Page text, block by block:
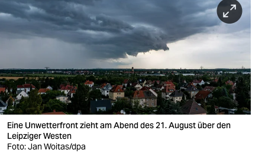
sport
berlin
wahrheit
verlag
verlag
Eine Unwetterfront zieht am Abend des 21. August über den
Leipziger Westen
Foto: Jan Woitas/dpa